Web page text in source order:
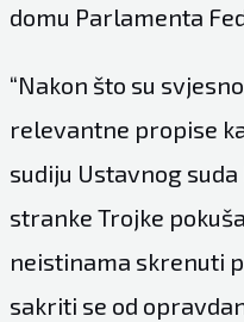
domu Parlamenta
“Nakon što su
relevantne propise
sudiju Ustavnog
stranke Trojke
neistinama skrenuti
sakriti se od